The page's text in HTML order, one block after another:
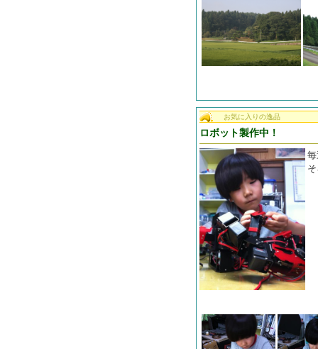
お気に入りの逸品
ロボット製作中！